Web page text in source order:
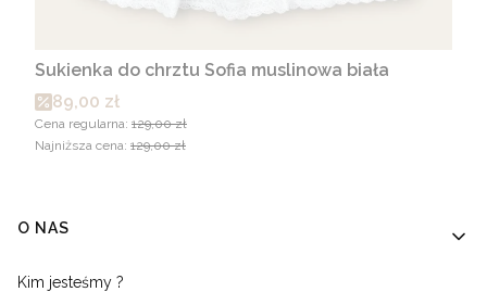
Sukienka do chrztu Sofia muslinowa biała
Cena promocyjna
89,00 zł
Cena regularna: 129,00 zł
Najniższa cena: 129,00 zł
Linki w stopce
O NAS
Kim jesteśmy ?